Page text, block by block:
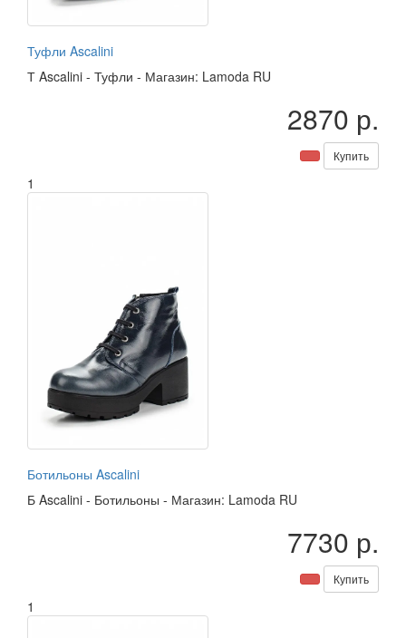
Туфли Ascalini
Т Ascalini - Туфли - Магазин: Lamoda RU
2870 р.
Купить
1
Ботильоны Ascalini
Б Ascalini - Ботильоны - Магазин: Lamoda RU
7730 р.
Купить
1